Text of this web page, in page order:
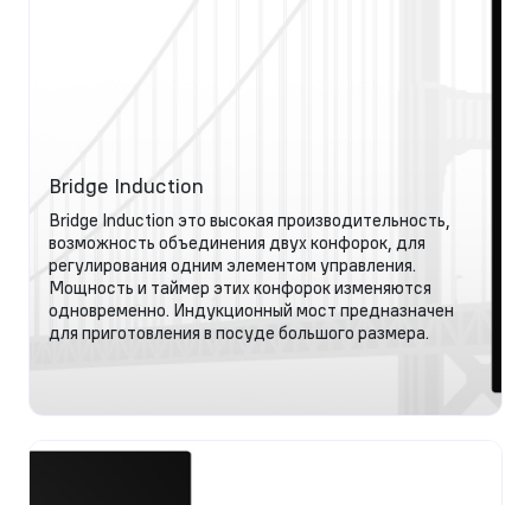
Bridge Induction
Bridge Induction это высокая производительность,
возможность объединения двух конфорок, для
регулирования одним элементом управления.
Мощность и таймер этих конфорок изменяются
одновременно. Индукционный мост предназначен
для приготовления в посуде большого размера.